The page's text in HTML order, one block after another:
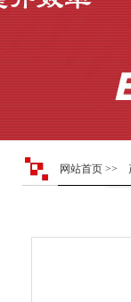
网站首页 >>